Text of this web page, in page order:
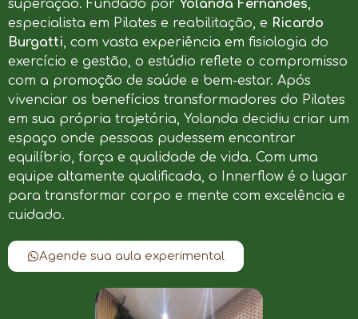
superação. Fundado por Yolanda Fernandes,
especialista em Pilates e reabilitação, e Ricardo
Burgatti, com vasta experiência em fisiologia do
exercício e gestão, o estúdio reflete o compromisso
com a promoção de saúde e bem-estar. Após
vivenciar os benefícios transformadores do Pilates
em sua própria trajetória, Yolanda decidiu criar um
espaço onde pessoas pudessem encontrar
equilíbrio, força e qualidade de vida. Com uma
equipe altamente qualificada, o Innerflow é o lugar
para transformar corpo e mente com excelência e
cuidado.
Agende sua aula experimental